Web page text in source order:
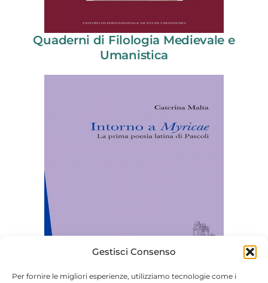
Gestisci Consenso
Per fornire le migliori esperienze, utilizziamo tecnologie come i
Quaderni di Filologia Medievale e
Umanistica
Umanesimo dei Moderni